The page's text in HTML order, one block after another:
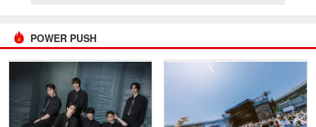
POWER PUSH